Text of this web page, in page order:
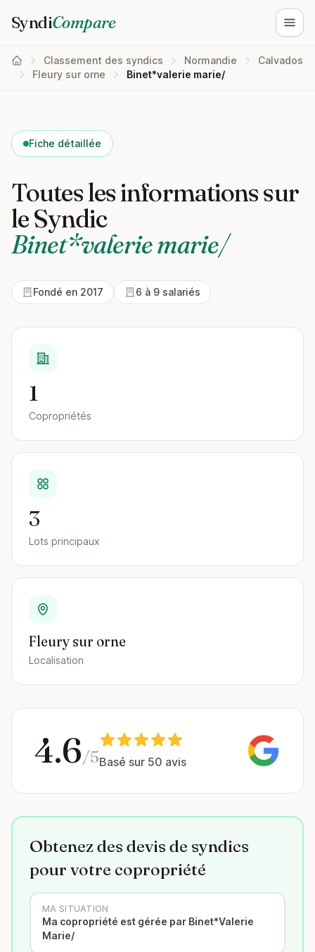
SyndiCompare
Classement des syndics Normandie
Calvados
Fleury sur orne
Binet*valerie marie/
Fiche détaillée
Toutes les informations sur
le Syndic
Binet*valerie marie/
Fondé en 2017 6 à 9 salariés
1
Copropriétés
3
Lots principaux
Fleury sur orne
Localisation
4.6/5Basé sur 50 avis
Obtenez des devis de syndics
pour votre copropriété
MA SITUATION
Ma copropriété est gérée par Binet*Valerie
Marie/